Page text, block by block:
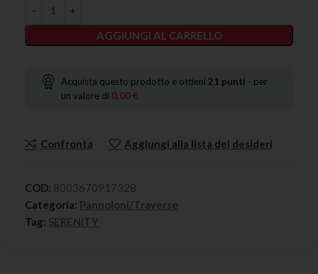
AGGIUNGI AL CARRELLO
Acquista questo prodotto e ottieni 21 punti - per
un valore di 0,00€
Confronta Aggiungi alla lista dei desideri
COD: 8003670917328
Categoria: Pannoloni/Traverse
Tag: SERENITY